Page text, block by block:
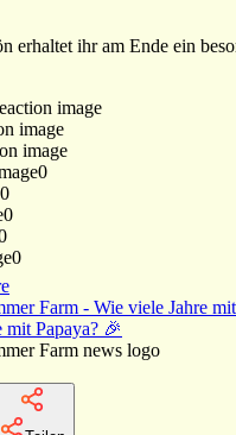
erhaltet ihr am Ende ein
0
0
0
0
mit Papaya? 🎉